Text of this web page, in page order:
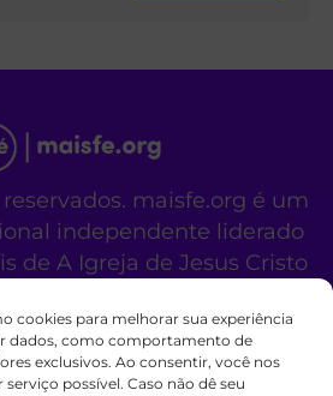
cookies para melhorar sua experiência
dados, como comportamento de
exclusivos. Ao consentir, você nos
possível. Caso não dê seu
maisfe.org é um
independente liderado
de A Igreja de Jesus Cristo
site oficial da organização
acima.
Políticas de Cookies